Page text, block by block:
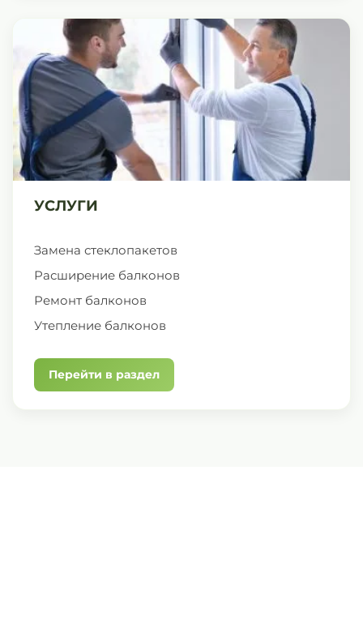
УСЛУГИ
Замена стеклопакетов
Расширение балконов
Ремонт балконов
Утепление балконов
Перейти в раздел